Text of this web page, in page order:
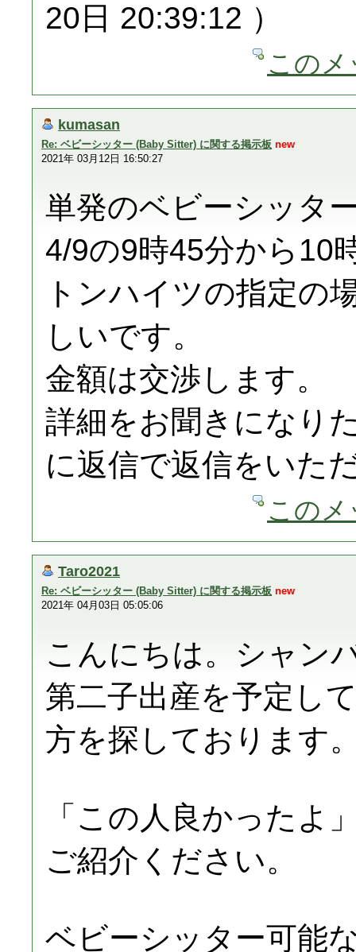
20日 20:39:12 ）
この
kumasan
Re: ベビーシッター (Baby Sitter) に関する掲示板 new
2021年 03月12日 16:50:27
単発のベビーシッタ
4/9の9時45分から10
トンハイツの指定の
しいです。
金額は交渉します。
詳細をお聞きになり
に返信で返信をいた
この
Taro2021
Re: ベビーシッター (Baby Sitter) に関する掲示板 new
2021年 04月03日 05:05:06
こんにちは。シャン
第二子出産を予定し
方を探しております
「この人良かったよ
ご紹介ください。
ベビーシッター可能